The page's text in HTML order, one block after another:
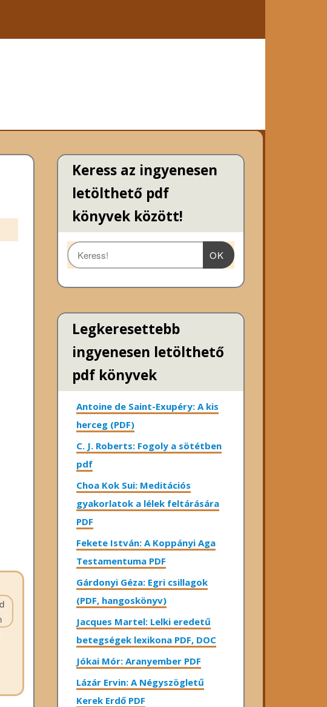
Keress az ingyenesen
letölthető pdf
könyvek között!
OK
Legkeresettebb
ingyenesen letölthető
pdf könyvek
Antoine de Saint-Exupéry: A kis
herceg (PDF)
C. J. Roberts: Fogoly a sötétben
pdf
Choa Kok Sui: Meditációs
gyakorlatok a lélek feltárására
PDF
Fekete István: A Koppányi Aga
Testamentuma PDF
Gárdonyi Géza: Egri csillagok
(PDF, hangoskönyv)
Jacques Martel: Lelki eredetű
betegségek lexikona PDF, DOC
Jókai Mór: Aranyember PDF
Lázár Ervin: A Négyszögletű
Kerek Erdő PDF